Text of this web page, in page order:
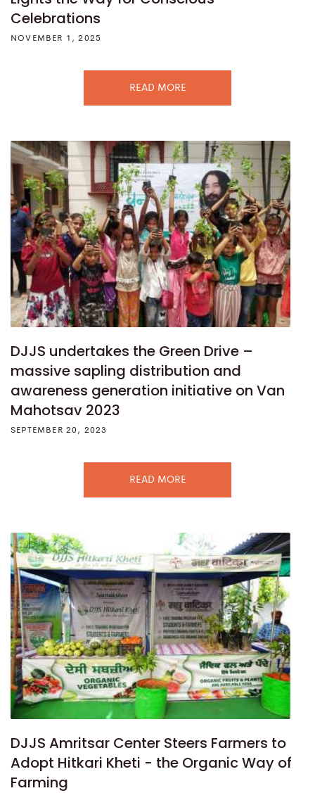
Celebrations
NOVEMBER 1, 2025
READ MORE
DJJS undertakes the Green Drive –
massive sapling distribution and
awareness generation initiative on Van
Mahotsav 2023
SEPTEMBER 20, 2023
READ MORE
DJJS Amritsar Center Steers Farmers to
Adopt Hitkari Kheti - the Organic Way of
Farming